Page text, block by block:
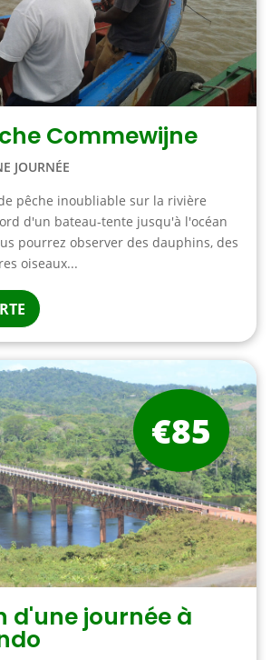
Commewijne
JOURNÉE
pêche inoubliable sur la rivière
d'un bateau-tente jusqu'à l'océan
pourrez observer des dauphins, des
oiseaux...
d'une journée à
€85